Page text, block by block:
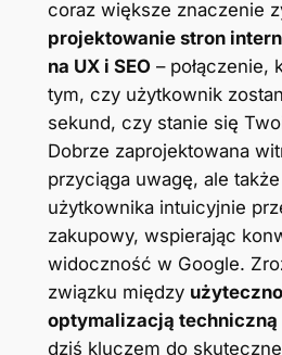
coraz większe znaczenie
projektowanie stron
na UX i SEO– połączenie,
tym, czy użytkownik
sekund, czy stanie się
Dobrze zaprojektowana
przyciąga uwagę, ale
użytkownika intuicyjnie
zakupowy, wspierając
widoczność w Google.
związku między
optymalizacją techniczną
dziś kluczem do